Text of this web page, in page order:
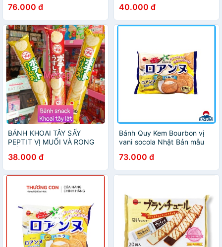
Shop
76.000 đ 40.000 đ
BÁNH KHOAI TÂY SẤY
PEPTIT VỊ MUỐI VÀ RONG
38.000 đ
Bánh Quy Kem Bourbon vị
vani socola Nhật Bản mẫu
73.000 đ